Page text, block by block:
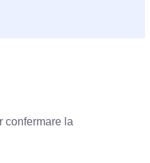
confermare la